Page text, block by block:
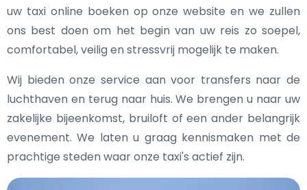
uw taxi online boeken op onze website en we zullen
ons best doen om het begin van uw reis zo soepel,
comfortabel, veilig en stressvrij mogelijk te maken.
Wij bieden onze service aan voor transfers naar de
luchthaven en terug naar huis. We brengen u naar uw
zakelijke bijeenkomst, bruiloft of een ander belangrijk
evenement. We laten u graag kennismaken met de
prachtige steden waar onze taxi's actief zijn.